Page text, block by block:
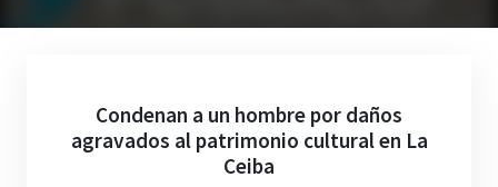
Condenan a un hombre por daños
agravados al patrimonio cultural en La
Ceiba